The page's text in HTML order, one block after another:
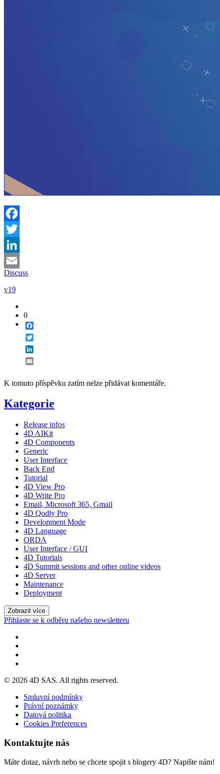
Facebook
Twitter
LinkedIn
Email
Discuss
v19
0
K tomuto příspěvku zatím nelze přidávat komentáře.
Kategorie
Release infos
4D AIKit
4D Components
Generic
User Interface
Back End
Tutorial
4D View Pro
4D Write Pro
Email, Microsoft 365, Gmail
4D Qodly Pro
Development Mode
4D Language
ORDA
User Interface / GUI
4D Tutorials
4D Summit sessions and other online videos
4D Server
Maintenance
Deployment
Zobrazit více
Přihlaste se k odběru našeho newsletteru
© 2026 4D SAS. All rights reserved.
Smluvní podmínky
Právní poznámky
Datová politika
Cookies Preferences
Kontaktujte nás
Máte dotaz, návrh nebo se chcete spojit s blogery 4D? Napište nám!